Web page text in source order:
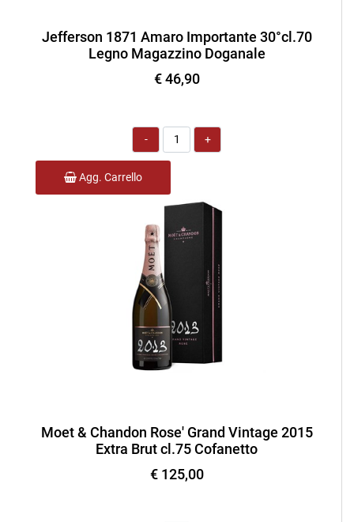
Jefferson 1871 Amaro Importante 30°cl.70
Legno Magazzino Doganale
€ 46,90
Quantità
Agg. Carrello
Moet & Chandon Rose' Grand Vintage 2015
Extra Brut cl.75 Cofanetto
€ 125,00